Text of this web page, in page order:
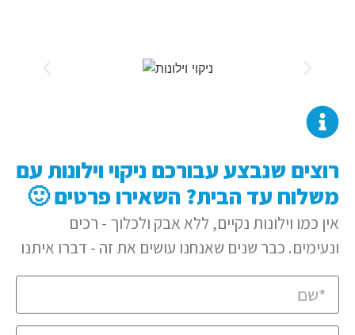
רוצים שנבצע עבורכם ניקוי וילונות עם
משלוח עד הבית? השאירו פרטים 🙂
אין כמו וילונות נקיים, ללא אבק ולכלוך - רכים
ונעימים. כבר שנים שאנחנו עושים את זה - דברו איתנו